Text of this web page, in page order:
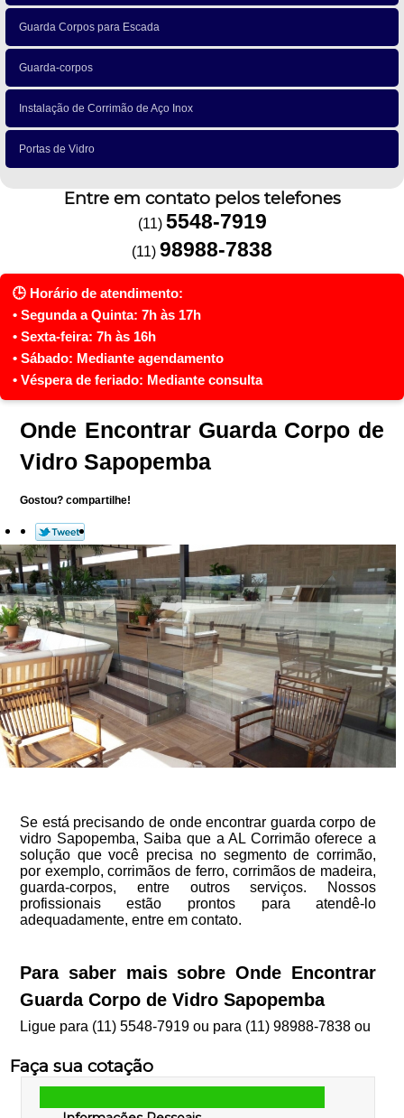
Guarda Corpos para Escada
Guarda-corpos
Instalação de Corrimão de Aço Inox
Portas de Vidro
Entre em contato pelos telefones
(11) 5548-7919
(11) 98988-7838
Onde Encontrar Guarda Corpo de
Vidro Sapopemba
Gostou? compartilhe!
Se está precisando de onde encontrar guarda corpo de
vidro Sapopemba, Saiba que a AL Corrimão oferece a
solução que você precisa no segmento de corrimão,
por exemplo, corrimãos de ferro, corrimãos de madeira,
guarda-corpos, entre outros serviços. Nossos
profissionais estão prontos para atendê-lo
adequadamente, entre em contato.
Para saber mais sobre Onde Encontrar
Guarda Corpo de Vidro Sapopemba
Ligue para (11) 5548-7919ou para (11) 98988-7838ou
Faça sua cotação